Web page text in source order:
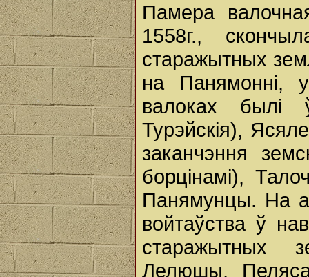
Памера
1558г.,
старажытных
на Панямонні,
валоках былі
Турэйскія),
заканчэння
борцінамі),
Панямунцы. На
войтаўства ў
старажытных
Лелюшы,